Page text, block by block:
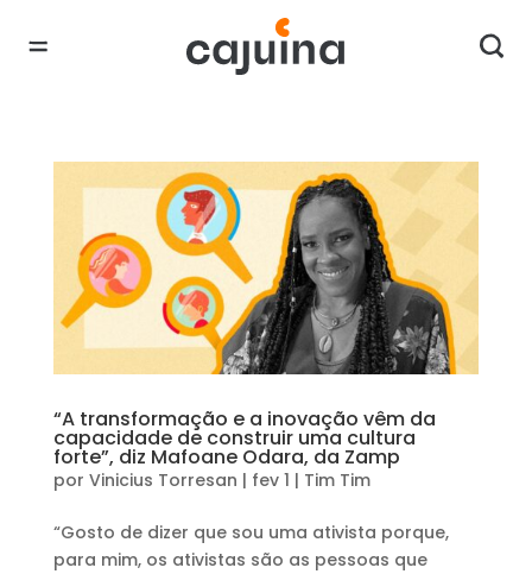
“A transformação e a inovação vêm da
capacidade de construir uma cultura
forte”, diz Mafoane Odara, da Zamp
por Vinicius Torresan | fev 1 | Tim Tim
“Gosto de dizer que sou uma ativista porque,
para mim, os ativistas são as pessoas que